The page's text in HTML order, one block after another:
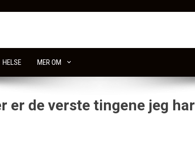
HELSE MER OM
er de verste tingene jeg har